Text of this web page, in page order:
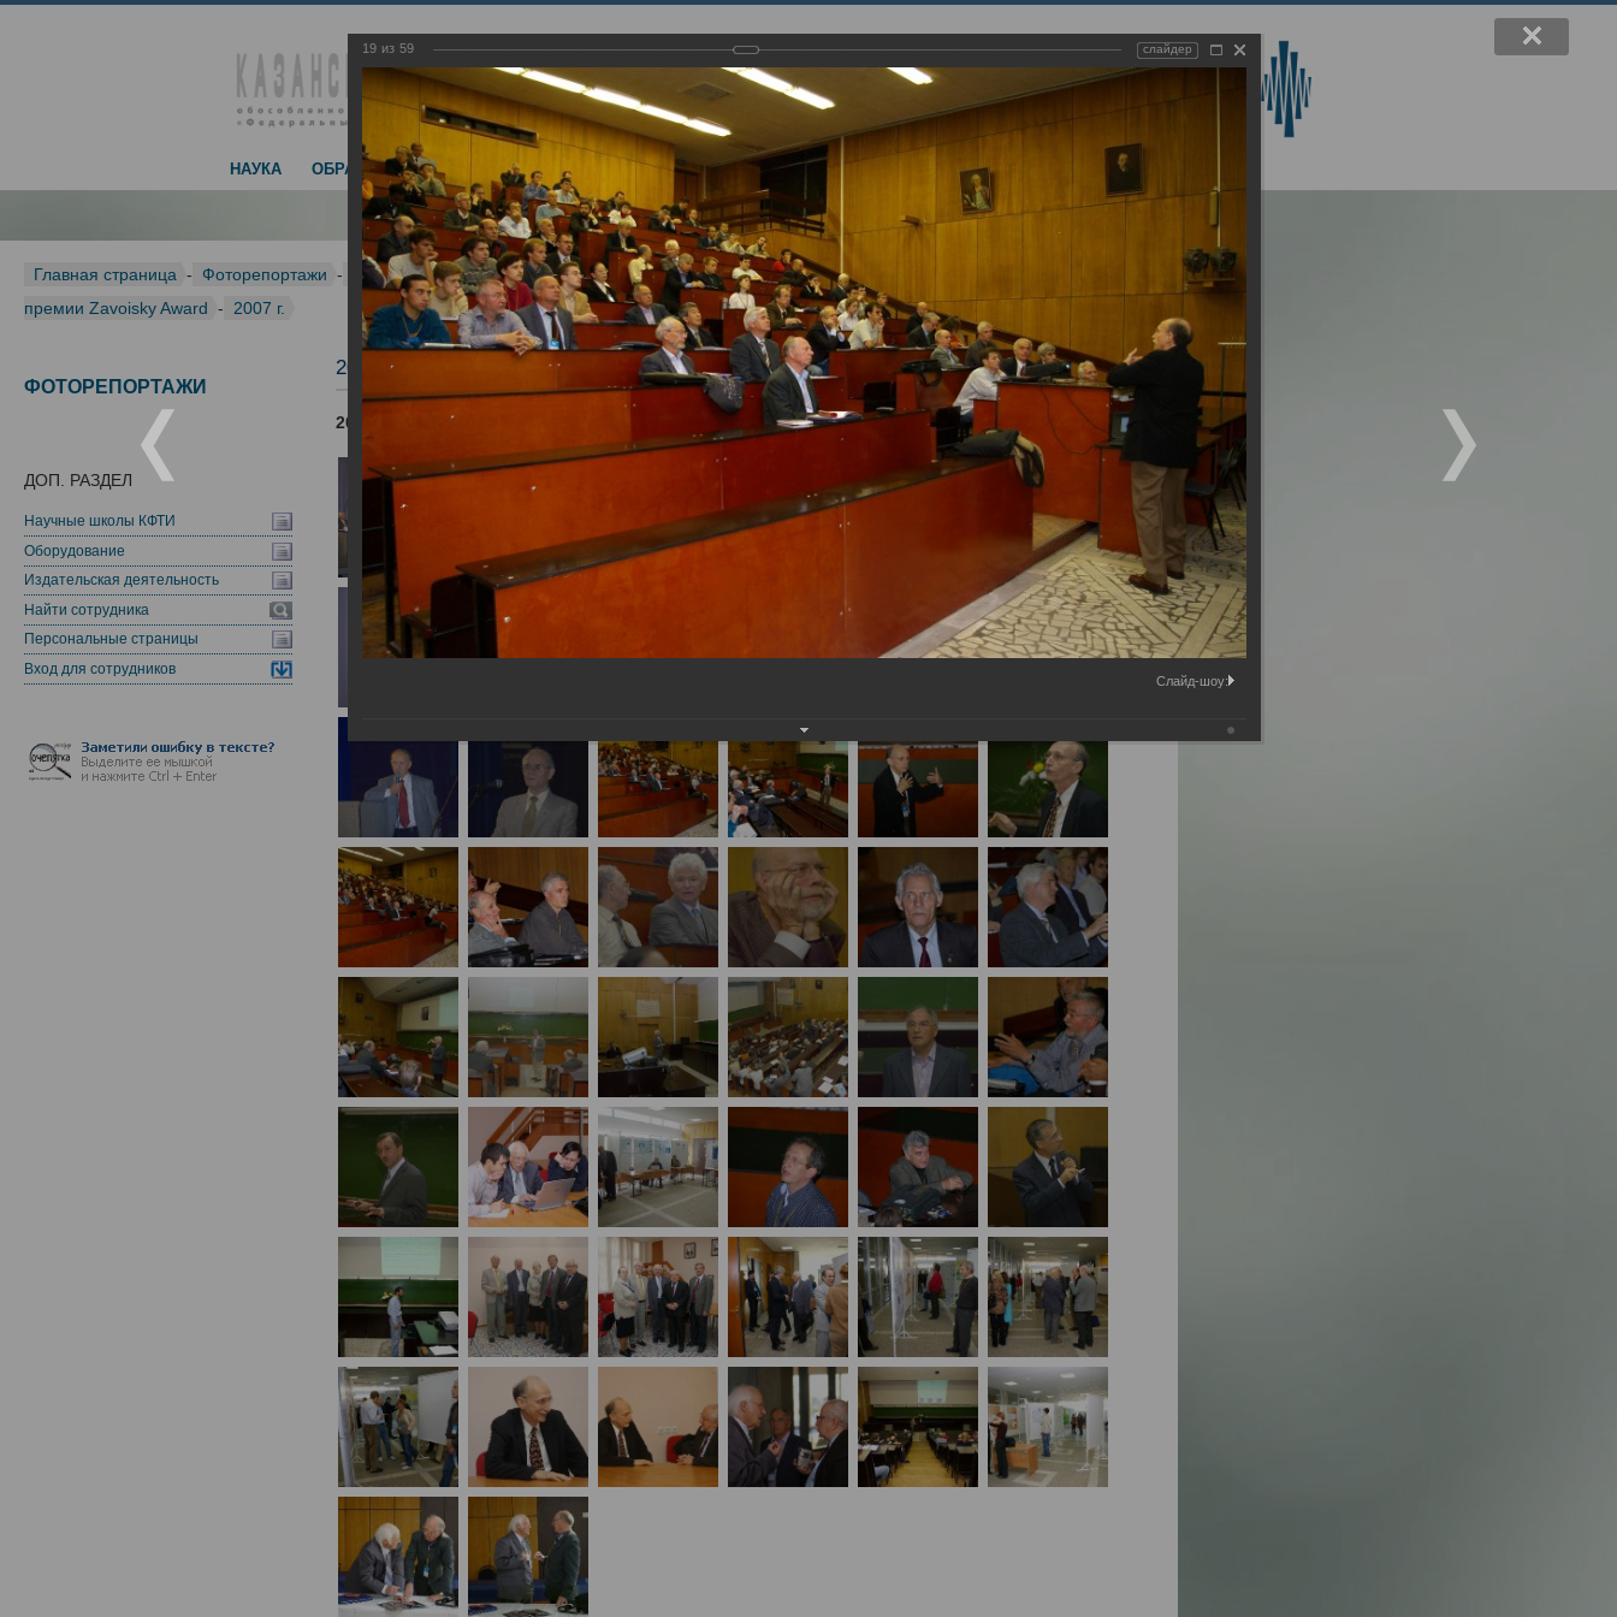
НАУКА ОБРАЗОВАНИЕ ДОСТИЖЕНИЯ ИННОВАЦИИ ИНСТИТУТ
Главная страница - Фоторепортажи -
Международная конференция “Modern Development of Magnetic Resonance” и церемонии вручения
премии Zavoisky Award - 2007 г.
2007 г.
2007 г.
ФОТОРЕПОРТАЖИ
ДОП. РАЗДЕЛ
Научные школы КФТИ
Оборудование
Издательская деятельность
Найти сотрудника
Персональные страницы
Вход для сотрудников
19 из 59 слайдер
Слайд-шоу: